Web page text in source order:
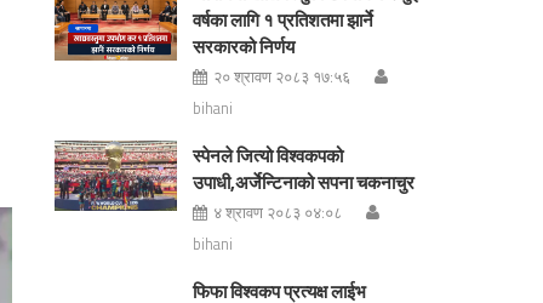
वर्षका लागि १ प्रतिशतमा झार्ने
सरकारको निर्णय
२० श्रावण २०८३ १७:५६
bihani
स्पेनले जित्यो विश्वकपको
उपाधी,अर्जेन्टिनाको सपना चकनाचुर
४ श्रावण २०८३ ०४:०८
bihani
फिफा विश्वकप प्रत्यक्ष लाईभ